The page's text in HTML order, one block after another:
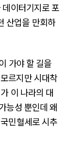
이터기지로 포
산업을 만회하
가야 할 길을
르지만 시대착
이 나라의 대
능성 뿐인데 왜
민혈세로 시추